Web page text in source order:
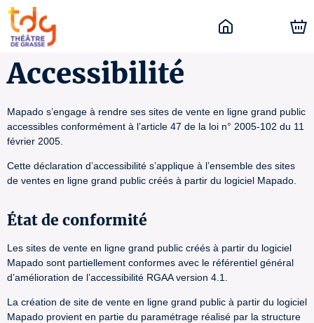
Accessibilité
Mapado s’engage à rendre ses sites de vente en ligne grand public
accessibles conformément à l’article 47 de la loi n° 2005-102 du 11
février 2005.
Cette déclaration d’accessibilité s’applique à l’ensemble des sites
de ventes en ligne grand public créés à partir du logiciel Mapado.
État de conformité
Les sites de vente en ligne grand public créés à partir du logiciel
Mapado sont partiellement conformes avec le référentiel général
d’amélioration de l’accessibilité RGAA version 4.1.
La création de site de vente en ligne grand public à partir du logiciel
Mapado provient en partie du paramétrage réalisé par la structure